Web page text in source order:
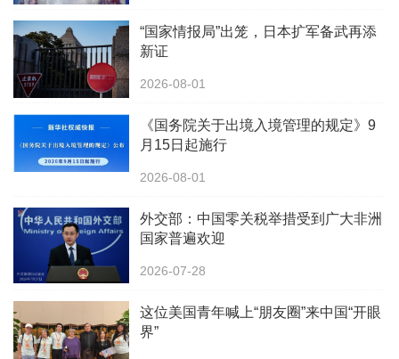
“国家情报局”出笼，日本扩军备武再添
新证
2026-08-01
《国务院关于出境入境管理的规定》9
月15日起施行
2026-08-01
外交部：中国零关税举措受到广大非洲
国家普遍欢迎
2026-07-28
这位美国青年喊上“朋友圈”来中国“开眼
界”